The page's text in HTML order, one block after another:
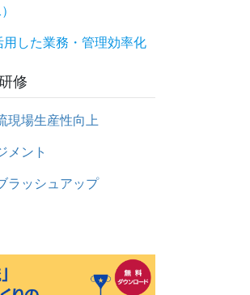
用した業務・管理効率化
修
現場生産性向上
メント
ラッシュアップ